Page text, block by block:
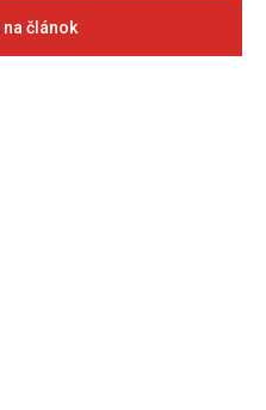
na článok